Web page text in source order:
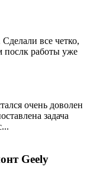
все четко,
послк работы уже
очень доволен
задача
Geely